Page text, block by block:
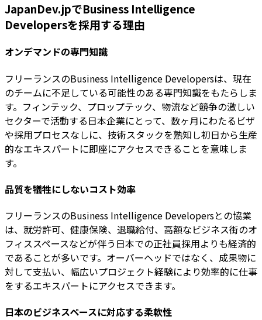
JapanDev.jpでBusiness Intelligence
Developersを採用する理由
オンデマンドの専門知識
フリーランスのBusiness Intelligence Developersは、現在
のチームに不足している可能性のある専門知識をもたらしま
す。フィンテック、プロップテック、物流など競争の激しい
セクターで活動する日本企業にとって、数ヶ月にわたるビザ
や採用プロセスなしに、技術スタックを熟知し初日から生産
的なエキスパートに即座にアクセスできることを意味しま
す。
品質を犠牲にしないコスト効率
フリーランスのBusiness Intelligence Developersとの協業
は、就労許可、健康保険、退職給付、高額なビジネス街のオ
フィススペースなどが伴う日本での正社員採用よりも経済的
であることが多いです。オーバーヘッドではなく、成果物に
対して支払い、幅広いプロジェクト経験により効率的に仕事
をするエキスパートにアクセスできます。
日本のビジネスペースに対応する柔軟性